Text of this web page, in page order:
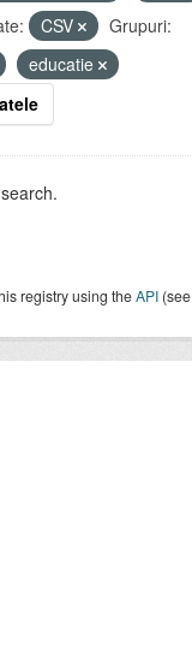
CSV
Grupuri:
educatie
registry using theAPI (see